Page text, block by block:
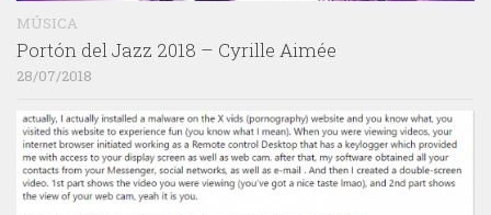
MÚSICA
Portón del Jazz 2018 – Cyrille Aimée
28/07/2018